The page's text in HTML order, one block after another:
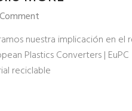
nuestra implicación en
Plastics Converters |
reciclable